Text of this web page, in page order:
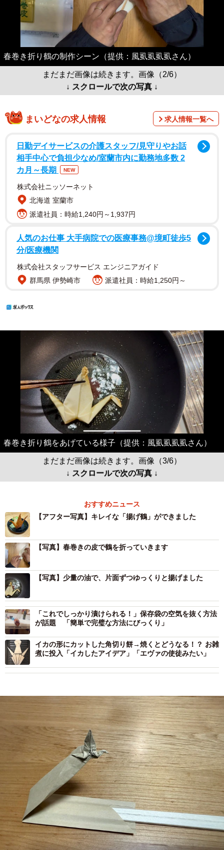
春巻き折り鶴の制作シーン（提供：風虱虱虱虱さん）
まだまだ画像は続きます。画像（2/6）
↓ スクロールで次の写真 ↓
まいどなの求人情報 求人情報一覧へ
日勤デイサービスの介護スタッフ/見守りやお話
相手中心で負担少なめ/室蘭市内に勤務地多数 2
カ月～長期
NEW
株式会社ニッソーネット
北海道 室蘭市
派遣社員：時給1,240円～1,937円
人気のお仕事 大手病院での医療事務@境町徒歩5
分/医療機関
株式会社スタッフサービス エンジニアガイド
群馬県 伊勢崎市
派遣社員：時給1,250円～
春巻き折り鶴をあげている様子（提供：風虱虱虱虱さん）
まだまだ画像は続きます。画像（3/6）
↓ スクロールで次の写真 ↓
おすすめニュース
【アフター写真】キレイな「揚げ鶴」ができました
【写真】春巻きの皮で鶴を折っていきます
【写真】少量の油で、片面ずつゆっくりと揚げました
「これでしっかり漬けられる！」保存袋の空気を抜く方法
が話題 「簡単で完璧な方法にびっくり」
イカの形にカットした角切り餅→焼くとどうなる！？ お雑
煮に投入「イカしたアイデア」「エヴァの使徒みたい」